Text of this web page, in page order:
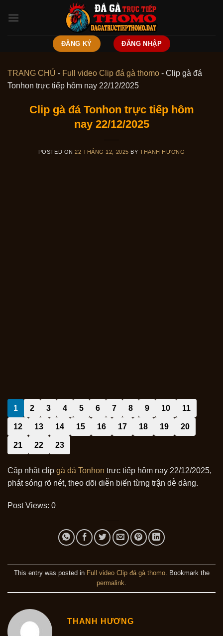
ĐĂNG KÝ ĐĂNG NHẬP
TRANG CHỦ - Full video Clip đá gà thomo - Clip gà đá
Tonhon trực tiếp hôm nay 22/12/2025
Clip gà đá Tonhon trực tiếp hôm
nay 22/12/2025
POSTED ON22 THÁNG 12, 2025 BYTHANH HƯƠNG
1 2 3 4 5 6 7 8 9 10 11
12 13 14 15 16 17 18 19 20
21 22 23
Cập nhật clip gà đá Tonhon trực tiếp hôm nay 22/12/2025,
phát sóng rõ nét, theo dõi diễn biến từng trận dễ dàng.
Post Views: 0
This entry was posted in Full video Clip đá gà thomo. Bookmark the
permalink
THANH HƯƠNG